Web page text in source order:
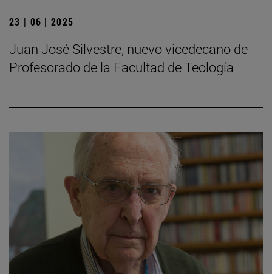
23 | 06 | 2025
Juan José Silvestre, nuevo vicedecano de
Profesorado de la Facultad de Teología